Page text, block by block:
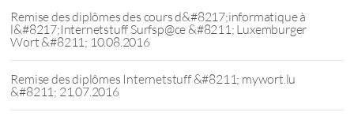
Remise des diplômes des cours d&#8217;informatique à
l&#8217;Internetstuff Surfsp@ce &#8211; Luxemburger
Wort &#8211; 10.08.2016
Remise des diplômes Internetstuff &#8211; mywort.lu
&#8211; 21.07.2016